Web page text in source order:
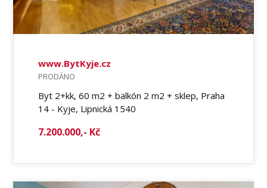
www.BytKyje.cz
PRODÁNO
Byt 2+kk, 60 m2 + balkón 2 m2 + sklep, Praha
14 - Kyje, Lipnická 1540
7.200.000,- Kč